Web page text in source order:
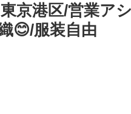
京港区/営業ア
😊/服装自由